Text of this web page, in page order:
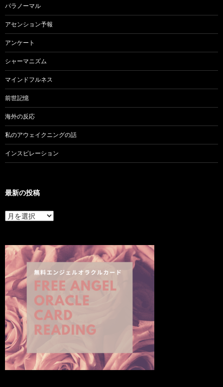
パラノーマル
アセンション予報
アンケート
シャーマニズム
マインドフルネス
前世記憶
海外の反応
私のアウェイクニングの話
インスピレーション
最新の投稿
最
新
稿